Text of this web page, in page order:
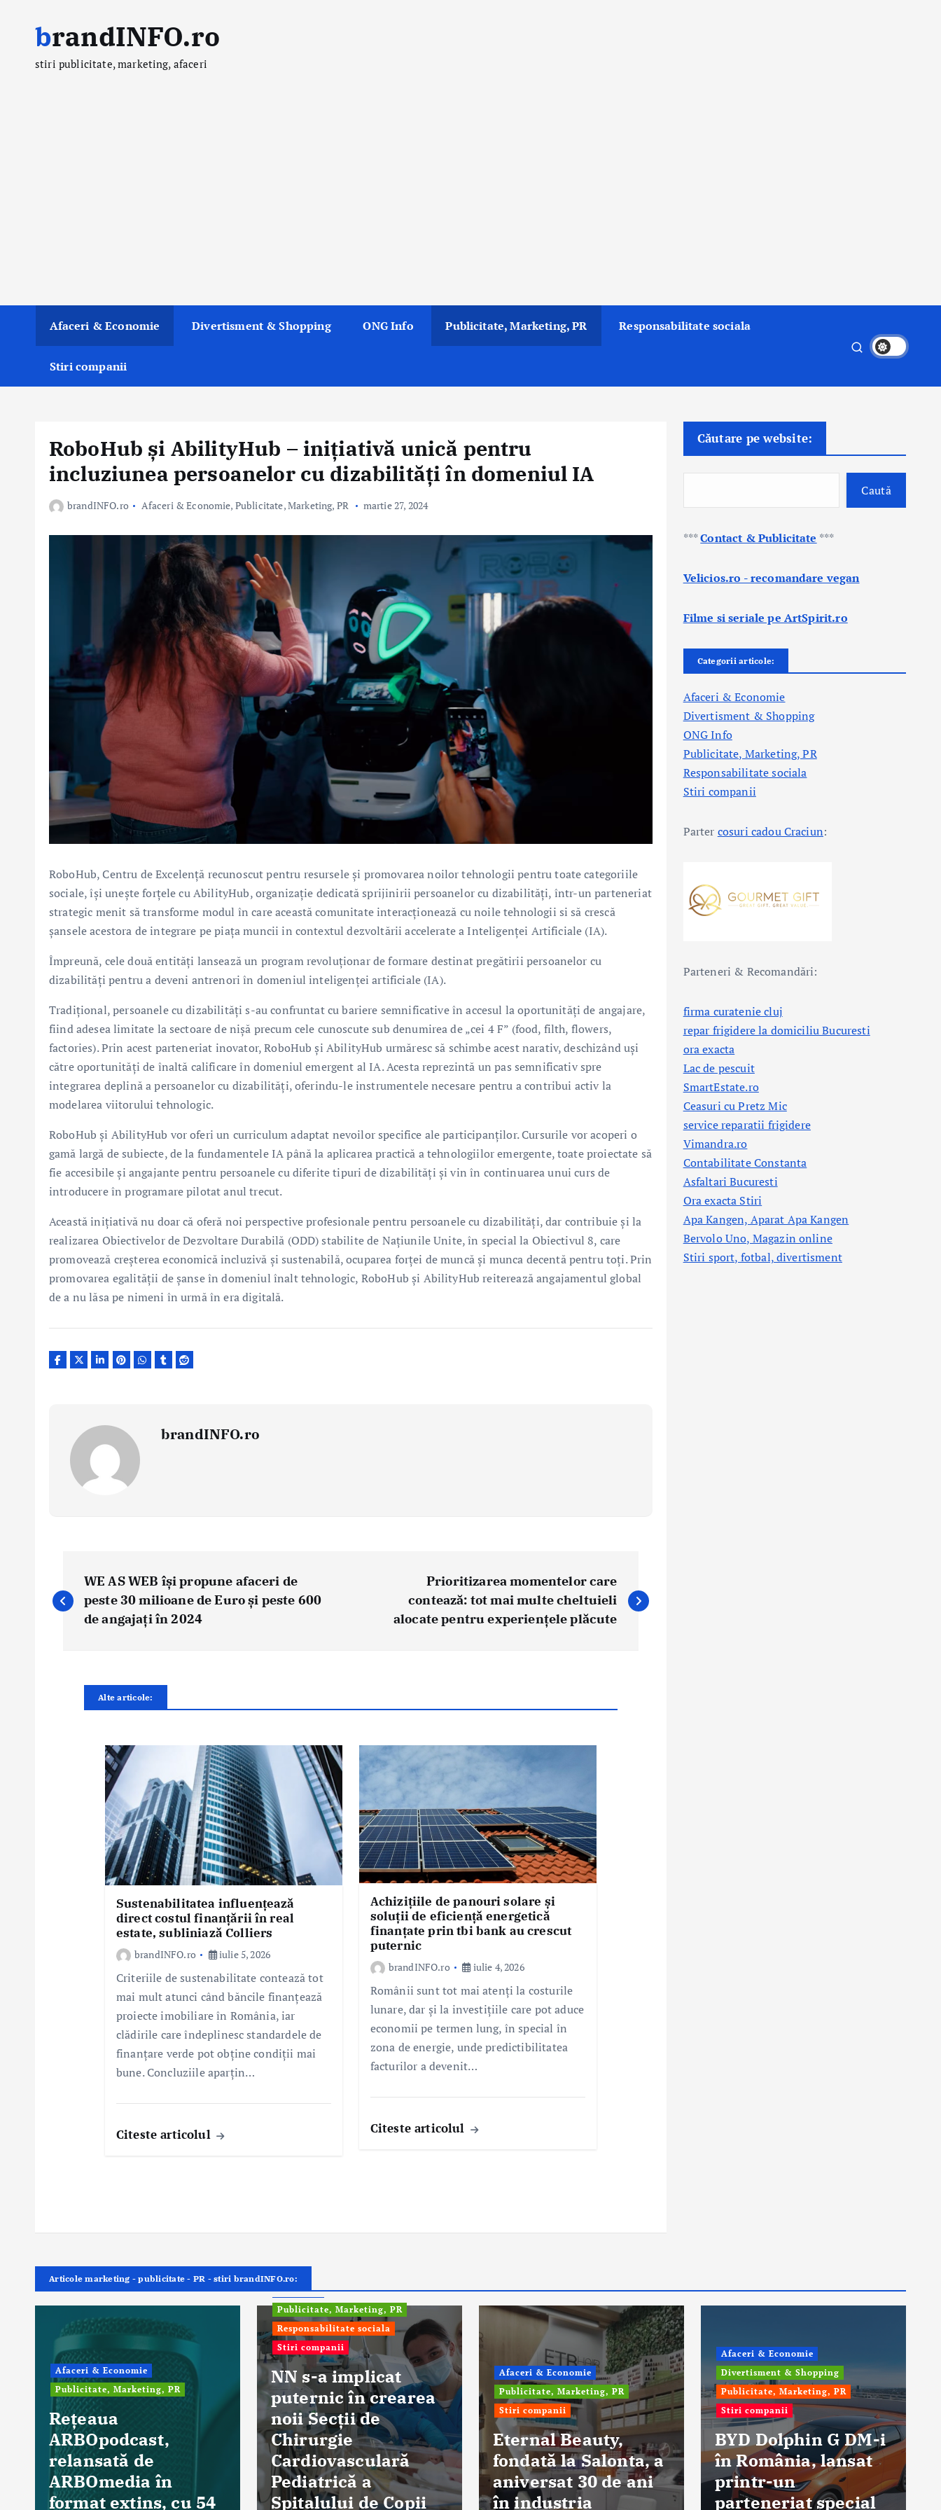
brandINFO.ro
stiri publicitate, marketing, afaceri
Afaceri & Economie Divertisment & Shopping ONG Info Publicitate, Marketing, PR Responsabilitate sociala
Stiri companii
RoboHub și AbilityHub – inițiativă unică pentru
incluziunea persoanelor cu dizabilități în domeniul IA
brandINFO.ro Afaceri & Economie, Publicitate, Marketing, PR martie 27, 2024
RoboHub, Centru de Excelență recunoscut pentru resursele și promovarea noilor tehnologii pentru toate categoriile
sociale, își unește forțele cu AbilityHub, organizație dedicată sprijinirii persoanelor cu dizabilități, într-un parteneriat
strategic menit să transforme modul în care această comunitate interacționează cu noile tehnologii si să crescă
șansele acestora de integrare pe piața muncii in contextul dezvoltării accelerate a Inteligenței Artificiale (IA).
Împreună, cele două entități lansează un program revoluționar de formare destinat pregătirii persoanelor cu
dizabilități pentru a deveni antrenori în domeniul inteligenței artificiale (IA).
Tradițional, persoanele cu dizabilități s-au confruntat cu bariere semnificative în accesul la oportunități de angajare,
fiind adesea limitate la sectoare de nișă precum cele cunoscute sub denumirea de „cei 4 F” (food, filth, flowers,
factories). Prin acest parteneriat inovator, RoboHub și AbilityHub urmăresc să schimbe acest narativ, deschizând uși
către oportunități de înaltă calificare în domeniul emergent al IA. Acesta reprezintă un pas semnificativ spre
integrarea deplină a persoanelor cu dizabilități, oferindu-le instrumentele necesare pentru a contribui activ la
modelarea viitorului tehnologic.
RoboHub și AbilityHub vor oferi un curriculum adaptat nevoilor specifice ale participanților. Cursurile vor acoperi o
gamă largă de subiecte, de la fundamentele IA până la aplicarea practică a tehnologiilor emergente, toate proiectate să
fie accesibile și angajante pentru persoanele cu diferite tipuri de dizabilități și vin în continuarea unui curs de
introducere în programare pilotat anul trecut.
Această inițiativă nu doar că oferă noi perspective profesionale pentru persoanele cu dizabilități, dar contribuie și la
realizarea Obiectivelor de Dezvoltare Durabilă (ODD) stabilite de Națiunile Unite, în special la Obiectivul 8, care
promovează creșterea economică incluzivă și sustenabilă, ocuparea forței de muncă și munca decentă pentru toți. Prin
promovarea egalității de șanse în domeniul înalt tehnologic, RoboHub și AbilityHub reiterează angajamentul global
de a nu lăsa pe nimeni în urmă în era digitală.
brandINFO.ro
v
WE AS WEB își propune afaceri de
peste 30 milioane de Euro și peste 600
de angajați în 2024
Prioritizarea momentelor care
contează: tot mai multe cheltuieli
alocate pentru experiențele plăcute
Alte articole:
Sustenabilitatea influențează
direct costul finanțării în real
estate, subliniază Colliers
brandINFO.ro iulie 5, 2026
Criteriile de sustenabilitate contează tot
mai mult atunci când băncile finanțează
proiecte imobiliare în România, iar
clădirile care îndeplinesc standardele de
finanțare verde pot obține condiții mai
bune. Concluziile aparțin…
Citeste articolul
Achizițiile de panouri solare și
soluții de eficiență energetică
finanțate prin tbi bank au crescut
puternic
brandINFO.ro iulie 4, 2026
Românii sunt tot mai atenți la costurile
lunare, dar și la investițiile care pot aduce
economii pe termen lung, în special în
zona de energie, unde predictibilitatea
facturilor a devenit…
Citeste articolul
Căutare pe website:
Caută
***Contact & Publicitate ***
Velicios.ro - recomandare vegan
Filme si seriale pe ArtSpirit.ro
Categorii articole:
Afaceri & Economie
Divertisment & Shopping
ONG Info
Publicitate, Marketing, PR
Responsabilitate sociala
Stiri companii
Parter cosuri cadou Craciun:
Parteneri & Recomandări:
firma curatenie cluj
repar frigidere la domiciliu Bucuresti
ora exacta
Lac de pescuit
SmartEstate.ro
Ceasuri cu Pretz Mic
service reparatii frigidere
Vimandra.ro
Contabilitate Constanta
Asfaltari Bucuresti
Ora exacta Stiri
Apa Kangen, Aparat Apa Kangen
Bervolo Uno, Magazin online
Stiri sport, fotbal,divertisment
Articole marketing - publicitate - PR - stiri brandINFO.ro:
Afaceri & Economie
Publicitate, Marketing, PR
Rețeaua
ARBOpodcast,
relansată de
ARBOmedia în
format extins, cu 54
ONG Info
Publicitate, Marketing, PR
Responsabilitate sociala
Stiri companii
NN s-a implicat
puternic în crearea
noii Secții de
Chirurgie
Cardiovasculară
Pediatrică a
Spitalului de Copii
Afaceri & Economie
Publicitate, Marketing, PR
Stiri companii
Eternal Beauty,
fondată la Salonta, a
aniversat 30 de ani
în industria
Afaceri & Economie
Divertisment & Shopping
Publicitate, Marketing, PR
Stiri companii
BYD Dolphin G DM-i
în România, lansat
printr-un
parteneriat special